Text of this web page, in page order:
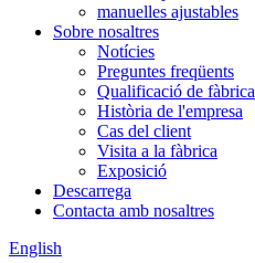
manuelles ajustables
Sobre nosaltres
Notícies
Preguntes freqüents
Qualificació de fàbrica
Història de l'empresa
Cas del client
Visita a la fàbrica
Exposició
Descarrega
Contacta amb nosaltres
English